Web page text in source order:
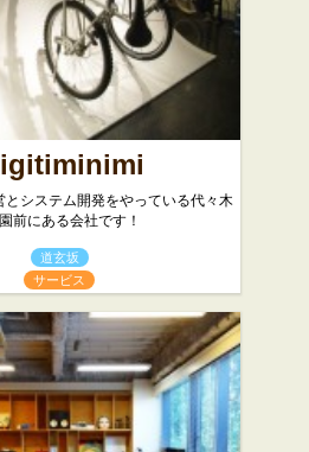
とシステム開発をやっている代々木
前にある会社です！
道玄坂
サービス